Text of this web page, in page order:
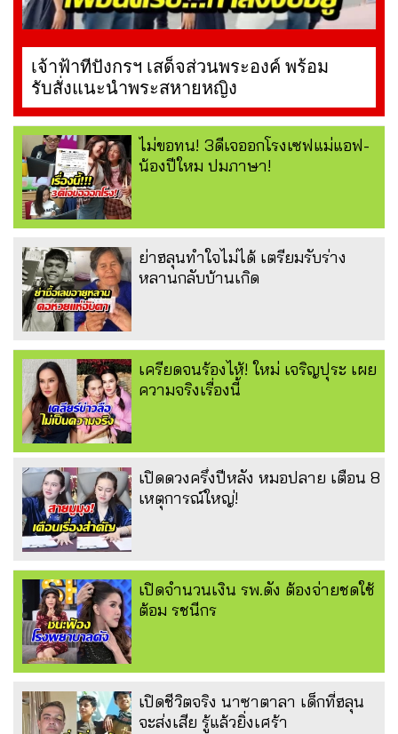
เจ้าฟ้าทีปังกรฯ เสด็จส่วนพระองค์ พร้อม
รับสั่งแนะนำพระสหายหญิง
ไม่ขอทน! 3ดีเจออกโรงเซฟแม่แอฟ-
น้องปีใหม ปมภาษา!
ย่าฮลุนทำใจไม่ได้ เตรียมรับร่าง
หลานกลับบ้านเกิด
เครียดจนร้องไห้! ใหม่ เจริญปุระ เผย
ความจริงเรื่องนี้
เปิดดวงครึ่งปีหลัง หมอปลาย เตือน 8
เหตุการณ์ใหญ่!
เปิดจำนวนเงิน รพ.ดัง ต้องจ่ายชดใช้
ต้อม รชนีกร
เปิดชีวิตจริง นาซาตาลา เด็กที่ฮลุน
จะส่งเสีย รู้แล้วยิ่งเศร้า